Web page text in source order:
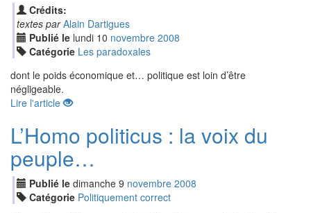
Crédits:
textes par Alain Dartigues
Publié le lundi 10 novembre 2008
Catégorie Les paradoxales
dont le poids économique et… politique est loin d’être
négligeable.
Lire l'article
L’Homo politicus : la voix du
peuple…
Publié le dimanche 9 novembre 2008
Catégorie Politiquement correct